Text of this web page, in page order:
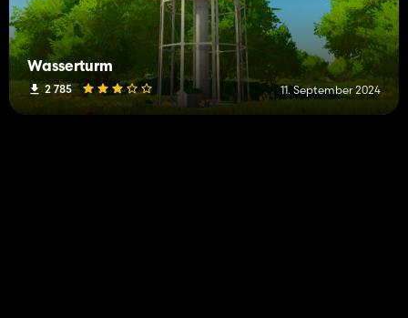
Wasserturm
2 785 11. September 2024